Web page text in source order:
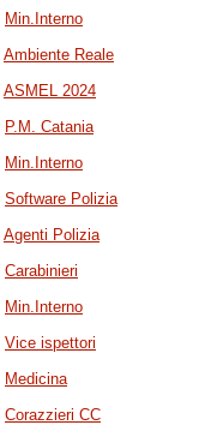
Min.Interno
Ambiente Reale
ASMEL 2024
P.M. Catania
Min.Interno
Software Polizia
Agenti Polizia
Carabinieri
Min.Interno
Vice ispettori
Medicina
Corazzieri CC